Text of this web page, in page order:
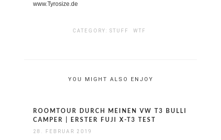
www.Tyrosize.de
CATEGORY: STUFF WTF
YOU MIGHT ALSO ENJOY
ROOMTOUR DURCH MEINEN VW T3 BULLI
CAMPER | ERSTER FUJI X-T3 TEST
28. FEBRUAR 2019